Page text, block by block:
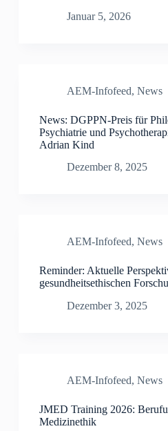
Januar 5, 2026
AEM-Infofeed, News
News: DGPPN-Preis für
Psychiatrie und
Adrian Kind
Dezember 8, 2025
AEM-Infofeed, News
Reminder: Aktuelle
gesundheitsethischen
Dezember 3, 2025
AEM-Infofeed, News
JMED Training 2026:
Medizinethik